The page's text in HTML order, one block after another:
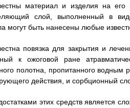
материал и изделия на
слой, выполненный в
могут быть нанесены любые
повязка для закрытия и
к ожоговой ране
полотна, пропитанного водным
действия, и сорбционный
этих средств является